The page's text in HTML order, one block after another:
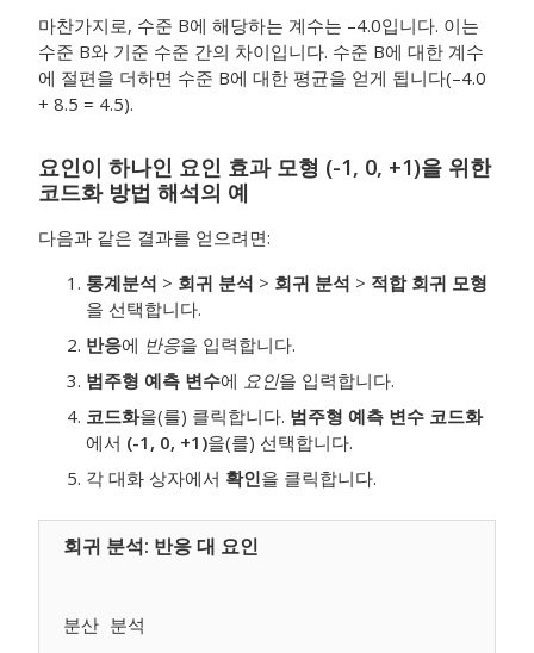
마찬가지로, 수준 B에 해당하는 계수는 –4.0입니다. 이는
수준 B와 기준 수준 간의 차이입니다. 수준 B에 대한 계수
에 절편을 더하면 수준 B에 대한 평균을 얻게 됩니다(–4.0
+ 8.5 = 4.5).
요인이 하나인 요인 효과 모형 (-1, 0, +1)을 위한
코드화 방법 해석의 예
다음과 같은 결과를 얻으려면:
통계분석 > 회귀 분석 > 회귀 분석 > 적합 회귀 모형
을 선택합니다.
반응에 반응을 입력합니다.
범주형 예측 변수에 요인을 입력합니다.
코드화을(를) 클릭합니다. 범주형 예측 변수 코드화
에서 (-1, 0, +1)을(를) 선택합니다.
각 대화 상자에서 확인을 클릭합니다.
분산 분석